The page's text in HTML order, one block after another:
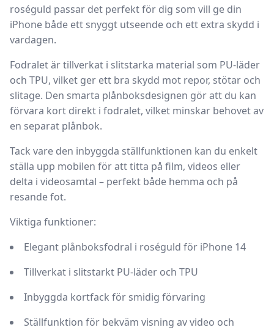
roséguld passar det perfekt för dig som vill ge din
iPhone både ett snyggt utseende och ett extra skydd i
vardagen.
Fodralet är tillverkat i slitstarka material som PU-läder
och TPU, vilket ger ett bra skydd mot repor, stötar och
slitage. Den smarta plånboksdesignen gör att du kan
förvara kort direkt i fodralet, vilket minskar behovet av
en separat plånbok.
Tack vare den inbyggda ställfunktionen kan du enkelt
ställa upp mobilen för att titta på film, videos eller
delta i videosamtal – perfekt både hemma och på
resande fot.
Viktiga funktioner:
Elegant plånboksfodral i roséguld för iPhone 14
Tillverkat i slitstarkt PU-läder och TPU
Inbyggda kortfack för smidig förvaring
Ställfunktion för bekväm visning av video och